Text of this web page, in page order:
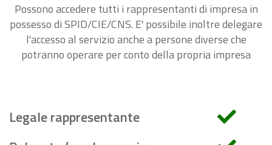
Possono accedere tutti i rappresentanti di impresa in
possesso di SPID/CIE/CNS. E' possibile inoltre delegare
l'accesso al servizio anche a persone diverse che
potranno operare per conto della propria impresa
Legale rappresentante